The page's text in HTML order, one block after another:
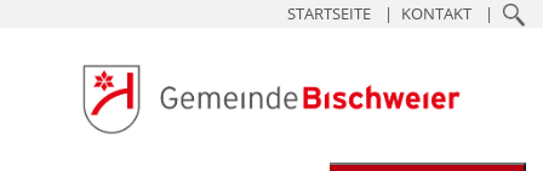
STARTSEITE KONTAKT